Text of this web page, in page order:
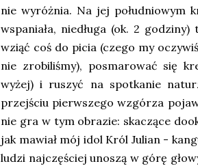
nie wyróżnia. Na jej południowym
wspaniała, niedługa (ok. 2
wziąć coś do picia (czego my
nie zrobiliśmy), posmarować się
wyżej) i ruszyć na spotkanie
przejściu pierwszego wzgórza
nie gra w tym obrazie: skaczące
jak mawiał mój idol Król Julian -
ludzi najczęściej unoszą w górę